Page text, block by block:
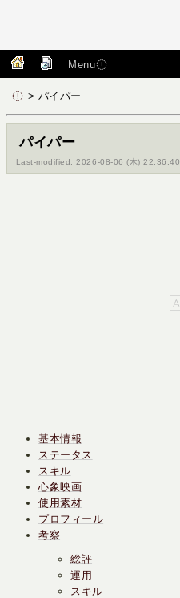
Menu
> パイパー
パイパー
Last-modified: 2026-08-06 (木) 22:36:40
基本情報
ステータス
スキル
心象映画
使用素材
プロフィール
考察
総評
運用
スキル